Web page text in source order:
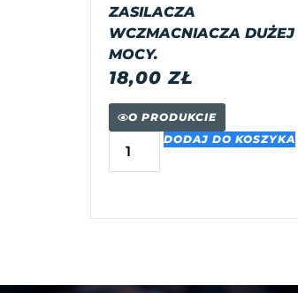
ZASILACZA
WCZMACNIACZA DUŻEJ
MOCY.
18,00ZŁ
O PRODUKCIE
DODAJ DO KOSZYKA